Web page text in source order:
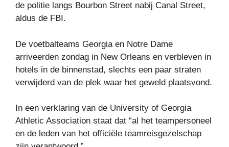
de politie langs Bourbon Street nabij Canal Street,
aldus de FBI.
De voetbalteams Georgia en Notre Dame
arriveerden zondag in New Orleans en verbleven in
hotels in de binnenstad, slechts een paar straten
verwijderd van de plek waar het geweld plaatsvond.
In een verklaring van de University of Georgia
Athletic Association staat dat “al het teampersoneel
en de leden van het officiële teamreisgezelschap